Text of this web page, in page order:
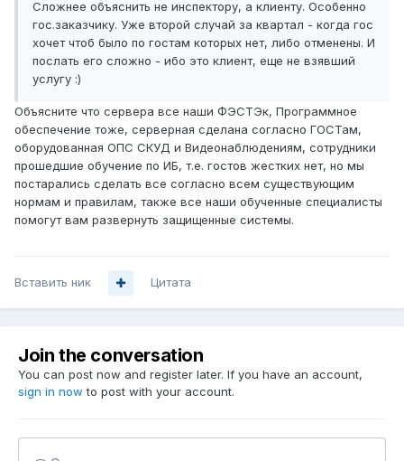
Сложнее объяснить не инспектору, а клиенту. Особенно
гос.заказчику. Уже второй случай за квартал - когда гос
хочет чтоб было по гостам которых нет, либо отменены. И
послать его сложно - ибо это клиент, еще не взявший
услугу :)
Объясните что сервера все наши ФЭСТЭк, Программное
обеспечение тоже, серверная сделана согласно ГОСТам,
оборудованная ОПС СКУД и Видеонаблюдениям, сотрудники
прошедшие обучение по ИБ, т.е. гостов жестких нет, но мы
постарались сделать все согласно всем существующим
нормам и правилам, также все наши обученные специалисты
помогут вам развернуть защищенные системы.
Вставить ник Цитата
Join the conversation
You can post now and register later. If you have an account,
sign in now to post with your account.